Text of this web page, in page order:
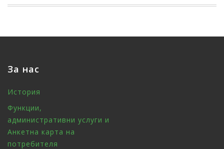
За нас
История
Функции,
административни услуги и
Анкетна карта на
потребителя